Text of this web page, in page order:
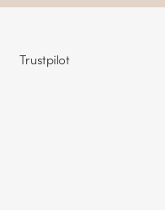
Trustpilot